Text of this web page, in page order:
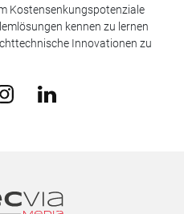
Kostensenkungspotenziale
kennen zu lernen
Innovationen zu